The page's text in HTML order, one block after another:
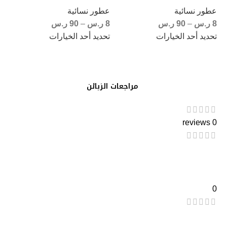
عطور نسائية
8 ر.س –
90 ر.س
تحديد أحد الخيارات
عطور نسائية
8 ر.س –
90 ر.س
تحديد أحد الخيارات
مراجعات الزبائن
0 reviews
0